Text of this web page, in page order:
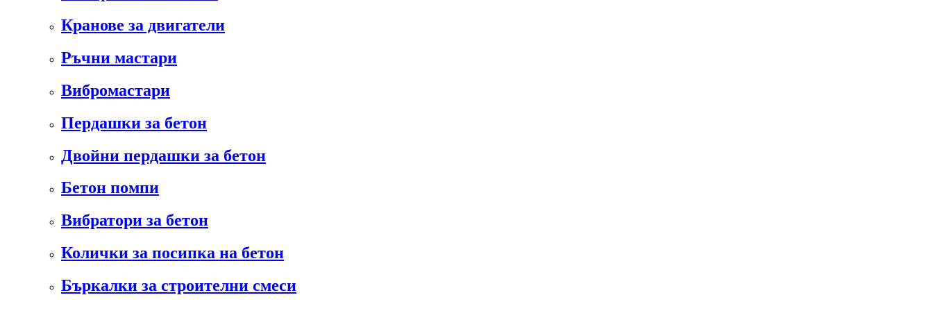
Кранове за двигатели
Ръчни мастари
Вибромастари
Пердашки за бетон
Двойни пердашки за бетон
Бетон помпи
Вибратори за бетон
Колички за посипка на бетон
Бъркалки за строителни смеси